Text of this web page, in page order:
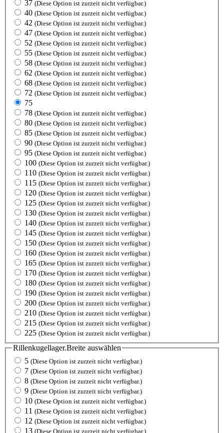
37 (Diese Option ist zurzeit nicht verfügbar.)
40 (Diese Option ist zurzeit nicht verfügbar.)
42 (Diese Option ist zurzeit nicht verfügbar.)
47 (Diese Option ist zurzeit nicht verfügbar.)
52 (Diese Option ist zurzeit nicht verfügbar.)
55 (Diese Option ist zurzeit nicht verfügbar.)
58 (Diese Option ist zurzeit nicht verfügbar.)
62 (Diese Option ist zurzeit nicht verfügbar.)
68 (Diese Option ist zurzeit nicht verfügbar.)
72 (Diese Option ist zurzeit nicht verfügbar.)
75
78 (Diese Option ist zurzeit nicht verfügbar.)
80 (Diese Option ist zurzeit nicht verfügbar.)
85 (Diese Option ist zurzeit nicht verfügbar.)
90 (Diese Option ist zurzeit nicht verfügbar.)
95 (Diese Option ist zurzeit nicht verfügbar.)
100 (Diese Option ist zurzeit nicht verfügbar.)
110 (Diese Option ist zurzeit nicht verfügbar.)
115 (Diese Option ist zurzeit nicht verfügbar.)
120 (Diese Option ist zurzeit nicht verfügbar.)
125 (Diese Option ist zurzeit nicht verfügbar.)
130 (Diese Option ist zurzeit nicht verfügbar.)
140 (Diese Option ist zurzeit nicht verfügbar.)
145 (Diese Option ist zurzeit nicht verfügbar.)
150 (Diese Option ist zurzeit nicht verfügbar.)
160 (Diese Option ist zurzeit nicht verfügbar.)
165 (Diese Option ist zurzeit nicht verfügbar.)
170 (Diese Option ist zurzeit nicht verfügbar.)
180 (Diese Option ist zurzeit nicht verfügbar.)
190 (Diese Option ist zurzeit nicht verfügbar.)
200 (Diese Option ist zurzeit nicht verfügbar.)
210 (Diese Option ist zurzeit nicht verfügbar.)
215 (Diese Option ist zurzeit nicht verfügbar.)
225 (Diese Option ist zurzeit nicht verfügbar.)
Rillenkugellager.Breite auswählen
5 (Diese Option ist zurzeit nicht verfügbar.)
7 (Diese Option ist zurzeit nicht verfügbar.)
8 (Diese Option ist zurzeit nicht verfügbar.)
9 (Diese Option ist zurzeit nicht verfügbar.)
10 (Diese Option ist zurzeit nicht verfügbar.)
11 (Diese Option ist zurzeit nicht verfügbar.)
12 (Diese Option ist zurzeit nicht verfügbar.)
13 (Diese Option ist zurzeit nicht verfügbar.)